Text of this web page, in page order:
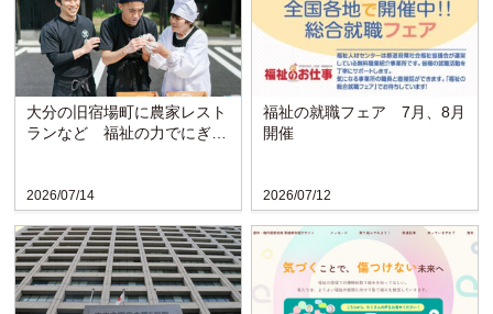
2026/07/14
大分の旧宿場町に農家レスト
ランなど 福祉の力でにぎわ
2026/07/12
福祉の就職フェア 7月、8月
開催